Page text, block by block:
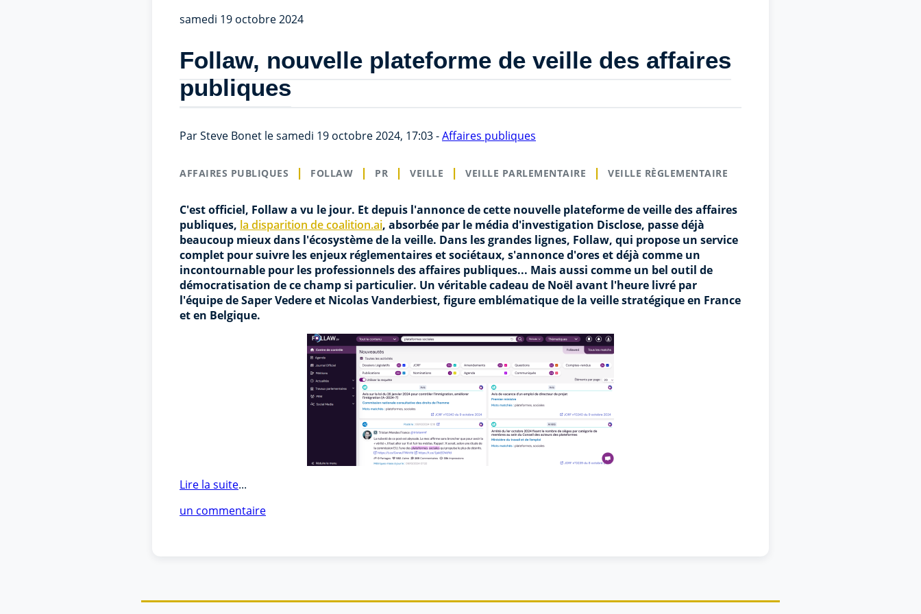
samedi 19 octobre 2024
Follaw, nouvelle plateforme de veille des affaires
publiques
Par Steve Bonet le samedi 19 octobre 2024, 17:03 -Affaires publiques
AFFAIRES PUBLIQUES FOLLAW PR VEILLE VEILLE PARLEMENTAIRE VEILLE RÈGLEMENTAIRE
C'est officiel, Follaw a vu le jour. Et depuis l'annonce de cette nouvelle plateforme de veille des affaires
publiques, la disparition de coalition.ai, absorbée par le média d'investigation Disclose, passe déjà
beaucoup mieux dans l'écosystème de la veille. Dans les grandes lignes, Follaw, qui propose un service
complet pour suivre les enjeux réglementaires et sociétaux, s'annonce d'ores et déjà comme un
incontournable pour les professionnels des affaires publiques... Mais aussi comme un bel outil de
démocratisation de ce champ si particulier. Un véritable cadeau de Noël avant l'heure livré par
l'équipe de Saper Vedere et Nicolas Vanderbiest, figure emblématique de la veille stratégique en France
et en Belgique.
Lire la suite...
un commentaire